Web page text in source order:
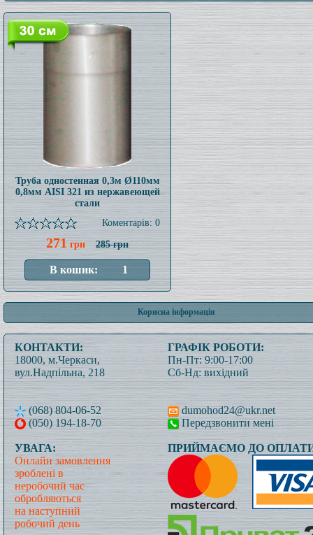
Труба одностенная 0,3м Ø110мм
0,8мм AISI 321 из нержавеющей
стали
Коментарів: 0
271 грн 285 грн
Корисна інформація
КОНТАКТИ:
18000, м.Черкаси,
вул.Надпільна, 218
(068) 804-06-52
(050) 194-18-70
ГРАФІК РОБОТИ:
Пн-Пт: 9:00-17:00
Сб-Нд: вихідний
dumohod24@ukr.net
Передзвонити мені
УВАГА:
Онлайн замовлення
зроблені в
неробочий час
обробляються
на наступний
робочий день
ПРИЙМАЄМО ДО